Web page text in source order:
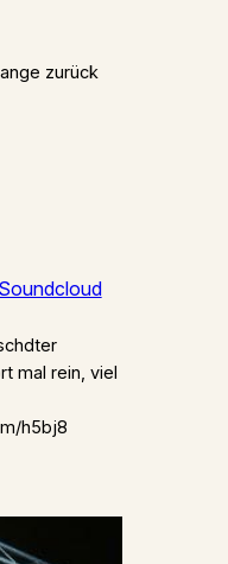
zurück
Soundcloud
mal rein, viel
h5bj8